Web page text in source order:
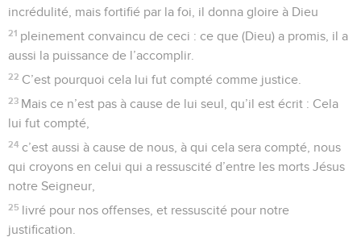
incrédulité, mais fortifié par la foi, il donna gloire à Dieu
21 pleinement convaincu de ceci : ce que (Dieu) a promis, il a
aussi la puissance de l’accomplir.
22 C’est pourquoi cela lui fut compté comme justice.
23 Mais ce n’est pas à cause de lui seul, qu’il est écrit : Cela
lui fut compté,
24 c’est aussi à cause de nous, à qui cela sera compté, nous
qui croyons en celui qui a ressuscité d’entre les morts Jésus
notre Seigneur,
25 livré pour nos offenses, et ressuscité pour notre
justification.